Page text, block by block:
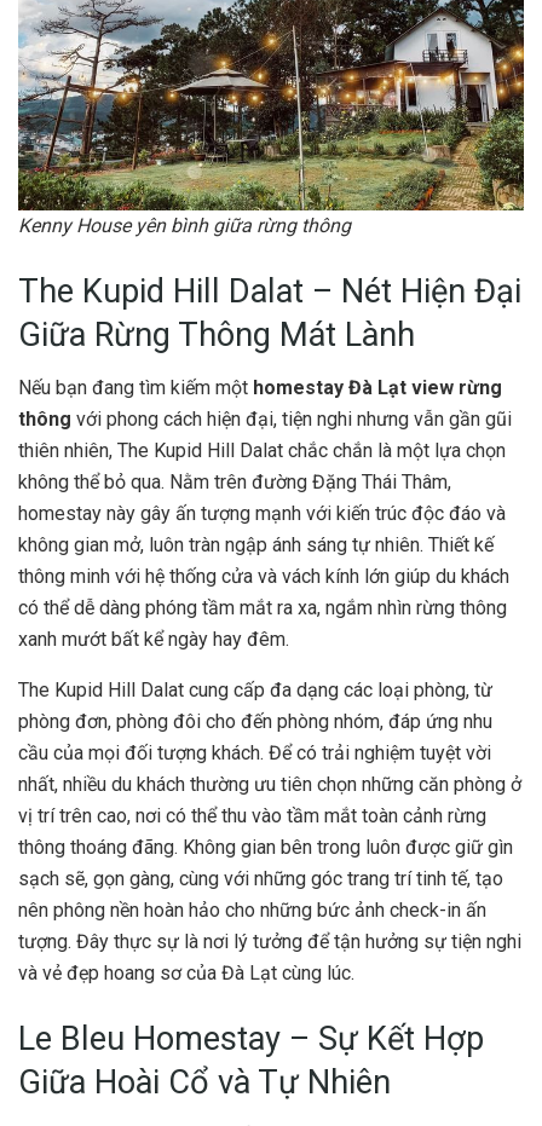
Kenny House yên bình giữa rừng thông
The Kupid Hill Dalat – Nét Hiện Đại
Giữa Rừng Thông Mát Lành
Nếu bạn đang tìm kiếm một homestay Đà Lạt view rừng
thông với phong cách hiện đại, tiện nghi nhưng vẫn gần gũi
thiên nhiên, The Kupid Hill Dalat chắc chắn là một lựa chọn
không thể bỏ qua. Nằm trên đường Đặng Thái Thâm,
homestay này gây ấn tượng mạnh với kiến trúc độc đáo và
không gian mở, luôn tràn ngập ánh sáng tự nhiên. Thiết kế
thông minh với hệ thống cửa và vách kính lớn giúp du khách
có thể dễ dàng phóng tầm mắt ra xa, ngắm nhìn rừng thông
xanh mướt bất kể ngày hay đêm.
The Kupid Hill Dalat cung cấp đa dạng các loại phòng, từ
phòng đơn, phòng đôi cho đến phòng nhóm, đáp ứng nhu
cầu của mọi đối tượng khách. Để có trải nghiệm tuyệt vời
nhất, nhiều du khách thường ưu tiên chọn những căn phòng ở
vị trí trên cao, nơi có thể thu vào tầm mắt toàn cảnh rừng
thông thoáng đãng. Không gian bên trong luôn được giữ gìn
sạch sẽ, gọn gàng, cùng với những góc trang trí tinh tế, tạo
nên phông nền hoàn hảo cho những bức ảnh check-in ấn
tượng. Đây thực sự là nơi lý tưởng để tận hưởng sự tiện nghi
và vẻ đẹp hoang sơ của Đà Lạt cùng lúc.
Le Bleu Homestay – Sự Kết Hợp
Giữa Hoài Cổ và Tự Nhiên